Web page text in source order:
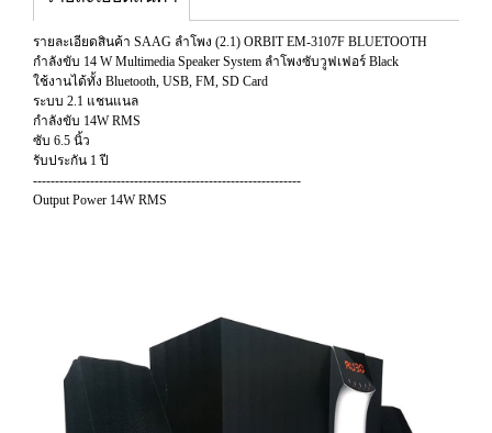
รายละเอียดสินค้า SAAG ลำโพง (2.1) ORBIT EM-3107F BLUETOOTH
กำลังขับ 14 W Multimedia Speaker System ลำโพงซับวูฟเฟอร์ Black
ใช้งานได้ทั้ง Bluetooth, USB, FM, SD Card
ระบบ 2.1 แชนแนล
กำลังขับ 14W RMS
ซับ 6.5 นิ้ว
รับประกัน 1 ปี
-------------------------------------------------------------
Output Power 14W RMS